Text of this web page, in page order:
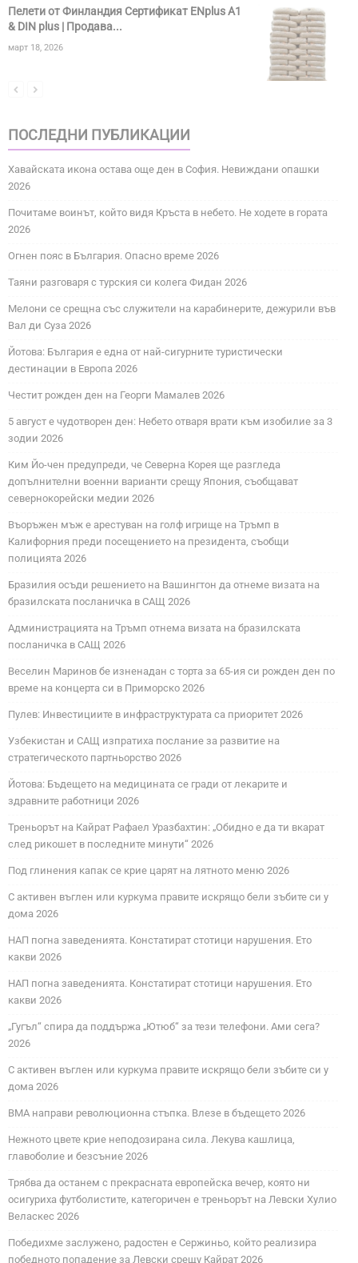
Пелети от Финландия Сертификат ENplus A1
& DIN plus | Продава...
март 18, 2026
ПОСЛЕДНИ ПУБЛИКАЦИИ
Хавайската икона остава още ден в София. Невиждани опашки
2026
Почитаме воинът, който видя Кръста в небето. Не ходете в гората
2026
Огнен пояс в България. Опасно време 2026
Таяни разговаря с турския си колега Фидан 2026
Мелони се срещна със служители на карабинерите, дежурили във
Вал ди Суза 2026
Йотова: България е една от най-сигурните туристически
дестинации в Европа 2026
Честит рожден ден на Георги Мамалев 2026
5 август е чудотворен ден: Небето отваря врати към изобилие за 3
зодии 2026
Ким Йо-чен предупреди, че Северна Корея ще разгледа
допълнителни военни варианти срещу Япония, съобщават
севернокорейски медии 2026
Въоръжен мъж е арестуван на голф игрище на Тръмп в
Калифорния преди посещението на президента, съобщи
полицията 2026
Бразилия осъди решението на Вашингтон да отнеме визата на
бразилската посланичка в САЩ 2026
Администрацията на Тръмп отнема визата на бразилската
посланичка в САЩ 2026
Веселин Маринов бе изненадан с торта за 65-ия си рожден ден по
време на концерта си в Приморско 2026
Пулев: Инвестициите в инфраструктурата са приоритет 2026
Узбекистан и САЩ изпратиха послание за развитие на
стратегическото партньорство 2026
Йотова: Бъдещето на медицината се гради от лекарите и
здравните работници 2026
Треньорът на Кайрат Рафаел Уразбахтин: „Обидно е да ти вкарат
след рикошет в последните минути“ 2026
Под глинения капак се крие царят на лятното меню 2026
С активен въглен или куркума правите искрящо бели зъбите си у
дома 2026
НАП погна заведенията. Констатират стотици нарушения. Ето
какви 2026
НАП погна заведенията. Констатират стотици нарушения. Ето
какви 2026
„Гугъл“ спира да поддържа „Ютюб“ за тези телефони. Ами сега?
2026
С активен въглен или куркума правите искрящо бели зъбите си у
дома 2026
ВМА направи революционна стъпка. Влезе в бъдещето 2026
Нежното цвете крие неподозирана сила. Лекува кашлица,
главоболие и безсъние 2026
Трябва да останем с прекрасната европейска вечер, която ни
осигуриха футболистите, категоричен е треньорът на Левски Хулио
Веласкес 2026
Победихме заслужено, радостен е Сержиньо, който реализира
победното попадение за Левски срещу Кайрат 2026